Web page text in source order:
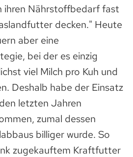
ihren Nährstoffbedarf fast
decken." Heute
aber eine
bei der es einzig
viel Milch pro Kuh und
Deshalb habe der Einsatz
letzten Jahren
zumal dessen
billiger wurde. So
zugekauftem Kraftfutter